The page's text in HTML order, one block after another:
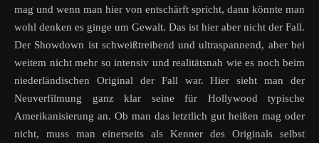
mag und wenn man hier von entschärft spricht, dann könnte man
wohl denken es ginge um Gewalt. Das ist hier aber nicht der Fall.
Der Showdown ist schweißtreibend und ultraspannend, aber bei
weitem nicht mehr so intensiv und realitätsnah wie es noch beim
niederländischen Original der Fall war. Hier sieht man der
Neuverfilmung ganz klar seine für Hollywood typische
Amerikanisierung an. Ob man das letztlich gut heißen mag oder
nicht, muss man einerseits als Kenner des Originals selbst